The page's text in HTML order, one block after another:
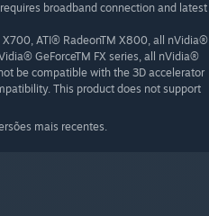
broadband connection and latest
ATI® RadeonTM X800, all nVidia®
GeForceTM FX series, all nVidia®
be compatible with the 3D accelerator
This product does not support
mais recentes.